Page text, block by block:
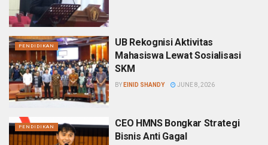
PENDIDIKAN
UB Rekognisi Aktivitas
Mahasiswa Lewat Sosialisasi
SKM
BY EINID SHANDY JUNE 8, 2026
PENDIDIKAN
CEO HMNS Bongkar Strategi
Bisnis Anti Gagal